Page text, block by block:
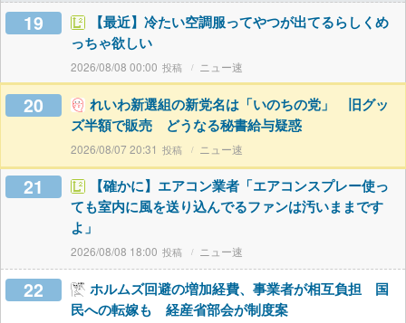
19
【最近】冷たい空調服ってやつが出てるらしくめ
っちゃ欲しい
2026/08/08 00:00 ニュー速
20
れいわ新選組の新党名は「いのちの党」 旧グッ
ズ半額で販売 どうなる秘書給与疑惑
2026/08/07 20:31 ニュー速
21
【確かに】エアコン業者「エアコンスプレー使っ
ても室内に風を送り込んでるファンは汚いままです
よ」
2026/08/08 18:00 ニュー速
22
ホルムズ回避の増加経費、事業者が相互負担 国
民への転嫁も 経産省部会が制度案